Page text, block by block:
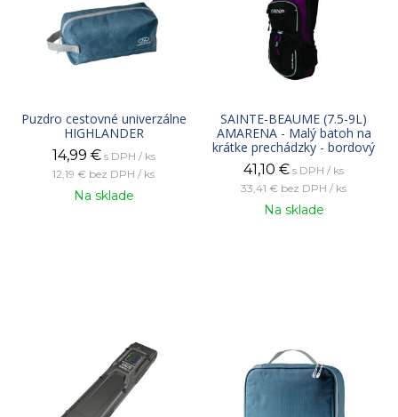
Puzdro cestovné univerzálne
HIGHLANDER
14,99 € s DPH / ks
12,19 € bez DPH / ks
Na sklade
SAINTE-BEAUME (7.5-9L)
AMARENA - Malý batoh na
krátke prechádzky - bordový
41,10 € s DPH / ks
33,41 € bez DPH / ks
Na sklade